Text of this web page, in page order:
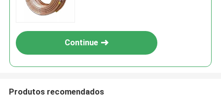
Continue
Produtos recomendados